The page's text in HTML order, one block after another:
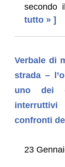
secondo
tutto » ]
Verbale di
strada –
uno dei
confronti
23